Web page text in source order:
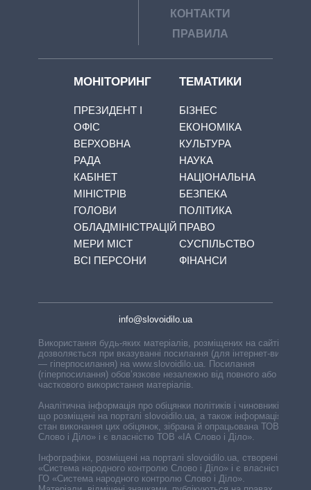
КОНТАКТИ
ПРАВИЛА
МОНІТОРИНГ
ПРЕЗИДЕНТ І
ОФІС
ВЕРХОВНА
РАДА
КАБІНЕТ
МІНІСТРІВ
ГОЛОВИ
ОБЛАДМІНІСТРАЦІЙ
МЕРИ МІСТ
ВСІ ПЕРСОНИ
ТЕМАТИКИ
БІЗНЕС
ЕКОНОМІКА
КУЛЬТУРА
НАУКА
НАЦІОНАЛЬНА
БЕЗПЕКА
ПОЛІТИКА
ПРАВО
СУСПІЛЬСТВО
ФІНАНСИ
info@slovoidilo.ua
Використання будь-яких матеріалів, розміщених на сайті,
дозволяється при вказуванні посилання (для інтернет-видань
— гіперпосилання) на www.slovoidilo.ua. Посилання
(гіперпосилання) обов’язкове незалежно від повного або
часткового використання матеріалів.
Аналітична інформація про обіцянки політиків і чиновників,
що розміщені на порталі slovoidilo.ua, а також інформація про
стан виконання цих обіцянок, зібрана й опрацьована ТОВ «ІА
Слово і Діло» і є власністю ТОВ «ІА Слово і Діло».
Інфографіки, розміщені на порталі slovoidilo.ua, створені ГО
«Система народного контролю Слово і Діло» і є власністю
ГО «Система народного контролю Слово і Діло».